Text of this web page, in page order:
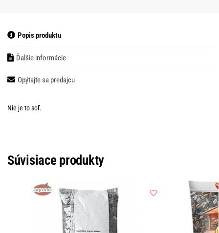
Popis produktu
Ďalšie informácie
Opýtajte sa predajcu
Nie je to soľ.
Súvisiace produkty